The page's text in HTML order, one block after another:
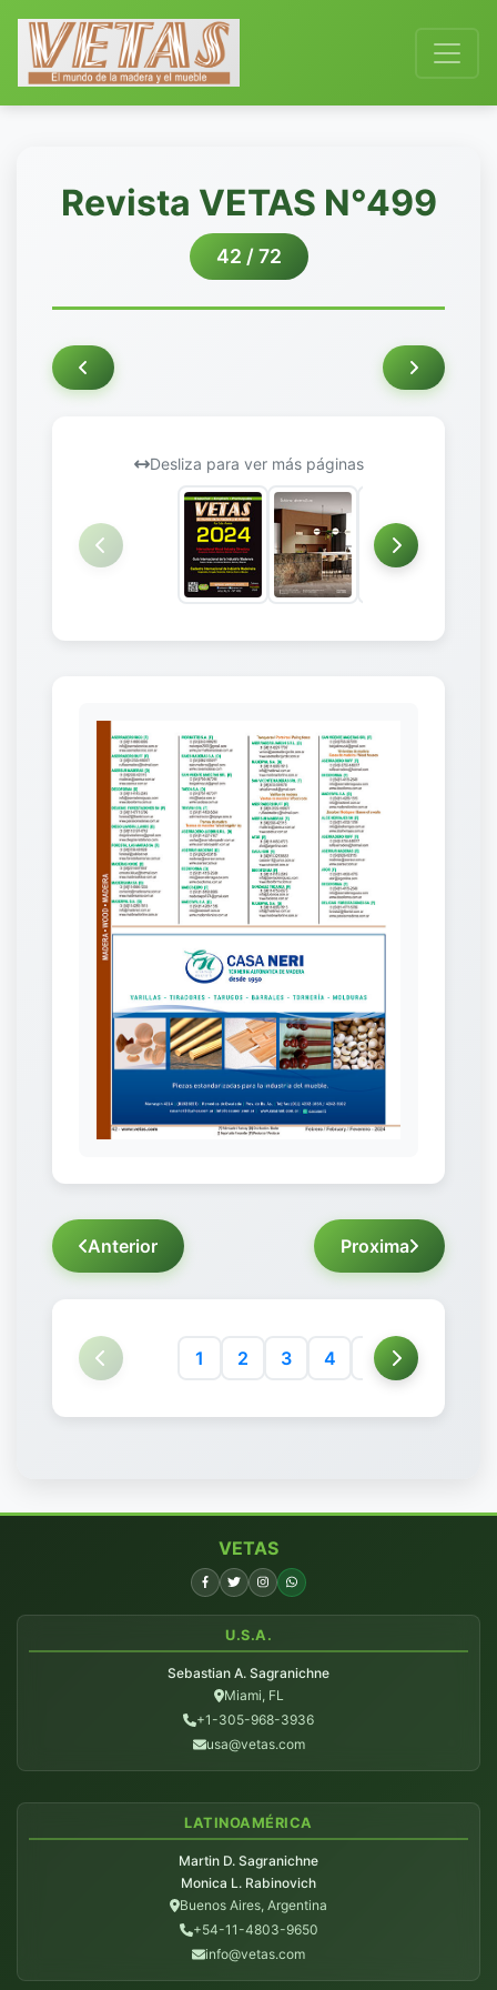
Revista VETAS N°499
42 / 72
Desliza para ver más páginas
Anterior Proxima
1 2 3 4 5 6
VETAS
U.S.A.
Sebastian A. Sagranichne
Miami, FL
+1-305-968-3936
usa@vetas.com
LATINOAMÉRICA
Martin D. Sagranichne
Monica L. Rabinovich
Buenos Aires, Argentina
+54-11-4803-9650
info@vetas.com